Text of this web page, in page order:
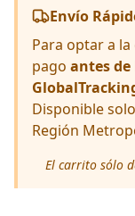
Envío
Para optar a
pago antes de
Disponible
Región
El carrito sólo